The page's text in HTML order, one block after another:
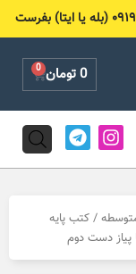
0تومان 0
Cart
I
n
s
g
r
a
T
e
l
r
a
m
/ کتب پایه
دست دوم